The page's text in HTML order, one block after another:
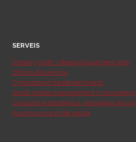
SERVEIS
Disseny gràfic i desenvolupament web
Oficina de premsa
Organització d’esdeveniments
Social media management i màrqueting
Consultoria estratègica i estratègia de
Accions en punt de venda